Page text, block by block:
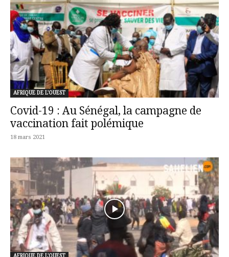
AFRIQUE DE L'OUEST
Covid-19 : Au Sénégal, la campagne de
vaccination fait polémique
18 mars 2021
AFRIQUE DE L'OUEST